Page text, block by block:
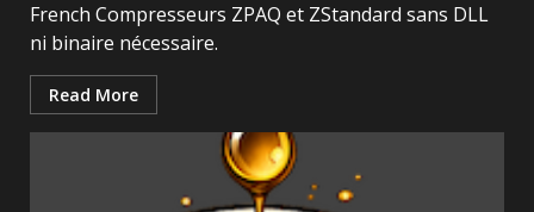
French Compresseurs ZPAQ et ZStandard sans DLL
ni binaire nécessaire.
Read More